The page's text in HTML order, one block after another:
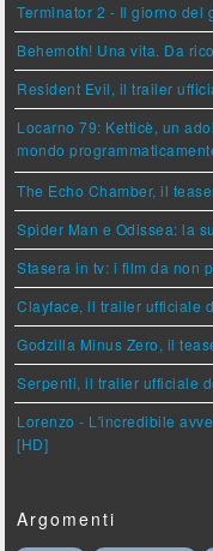
Terminator 2 - Il giorno
Behemoth! Una vita. Da
Resident Evil, il trailer
Locarno 79: Ketticè, un
mondo
The Echo Chamber, il
Spider Man e Odissea: la
Stasera in tv: i film da non
Clayface, il trailer ufficiale
Godzilla Minus Zero, il
Serpenti, il trailer ufficiale
Lorenzo - L'incredibile
[HD]
Argomenti